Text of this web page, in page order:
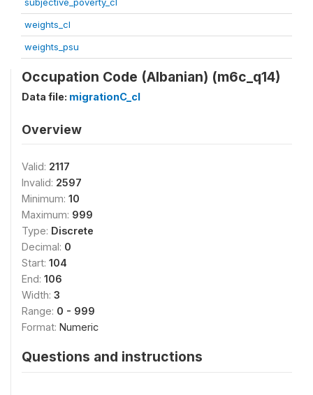
weights_cl
weights_psu
Occupation Code (Albanian) (m6c_q14)
Data file: migrationC_cl
Overview
Valid: 2117
Invalid: 2597
Minimum: 10
Maximum: 999
Type: Discrete
Decimal: 0
Start: 104
End: 106
Width: 3
Range: 0 - 999
Format: Numeric
Questions and instructions